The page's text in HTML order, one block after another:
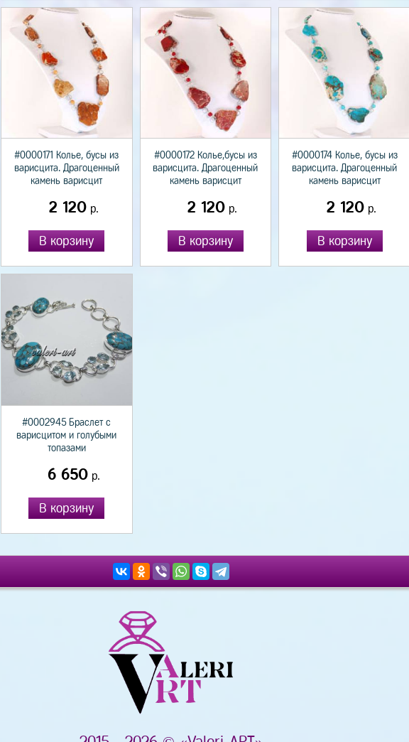
#0000171 Колье, бусы из
варисцита. Драгоценный
камень варисцит
2 120р.
В корзину
#0000172 Колье,бусы из
варисцита. Драгоценный
камень варисцит
2 120 р.
В корзину
#0000174 Колье, бусы из
варисцита. Драгоценный
камень варисцит
2 120 р.
В корзину
#0002945 Браслет с
варисцитом и голубыми
топазами
6 650р.
В корзину